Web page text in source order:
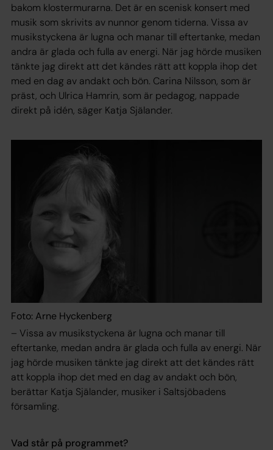
bakom klostermurarna. Det är en scenisk konsert med
musik som skrivits av nunnor genom tiderna. Vissa av
musikstyckena är lugna och manar till eftertanke, medan
andra är glada och fulla av energi. När jag hörde musiken
tänkte jag direkt att det kändes rätt att koppla ihop det
med en dag av andakt och bön. Carina Nilsson, som är
präst, och Ulrica Hamrin, som är pedagog, nappade
direkt på idén, säger Katja Själander.
Foto: Arne Hyckenberg
– Vissa av musikstyckena är lugna och manar till
eftertanke, medan andra är glada och fulla av energi. När
jag hörde musiken tänkte jag direkt att det kändes rätt
att koppla ihop det med en dag av andakt och bön,
berättar Katja Själander, musiker i Saltsjöbadens
församling.
Vad står på programmet?